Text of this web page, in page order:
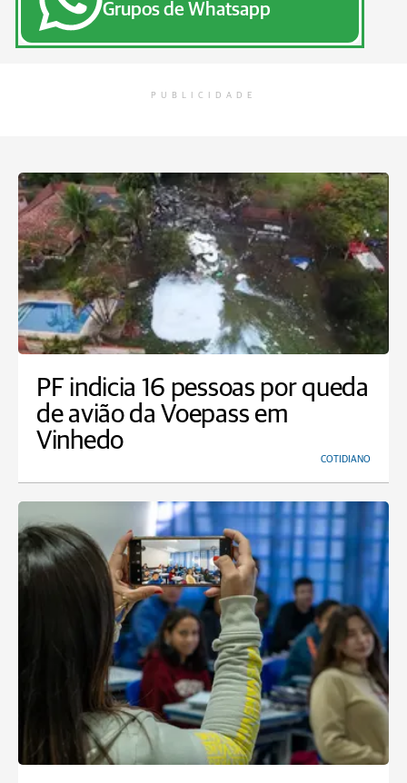
Grupos de Whatsapp
PUBLICIDADE
PF indicia 16 pessoas por queda
de avião da Voepass em
Vinhedo
COTIDIANO